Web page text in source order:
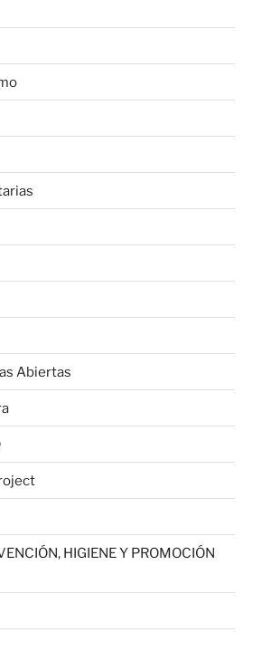
Abiertas
HIGIENE Y PROMOCIÓN